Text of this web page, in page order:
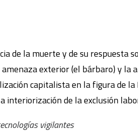
de la muerte y de su respuesta
exterior (el bárbaro) y
capitalista en la figura de
interiorización de la exclusión
vigilantes